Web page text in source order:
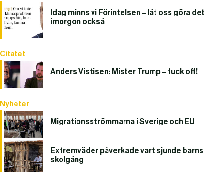
Idag minns vi Förintelsen – låt oss göra det
imorgon också
Citatet
Anders Vistisen: Mister Trump – fuck off!
Nyheter
Migrationsströmmarna i Sverige och EU
Extremväder påverkade vart sjunde barns
skolgång